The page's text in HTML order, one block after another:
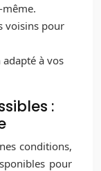
même.
voisins pour
à vos
:
conditions,
pour